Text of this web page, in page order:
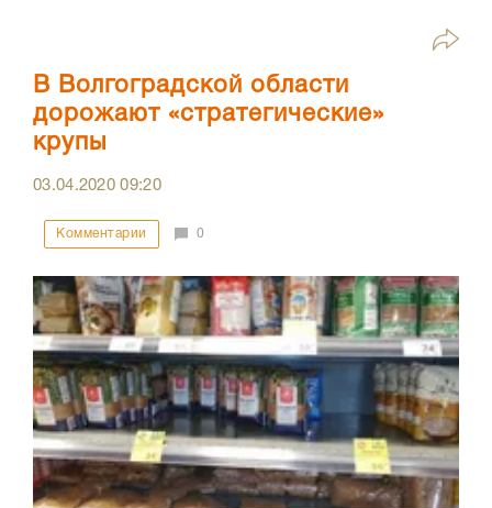
В Волгоградской области
дорожают «стратегические»
крупы
03.04.202009:20
Комментарии 0